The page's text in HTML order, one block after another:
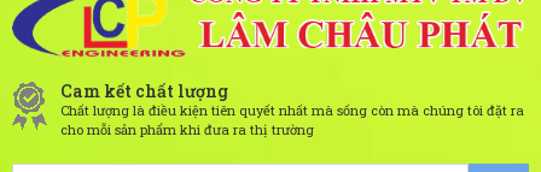
Cam kết chất lượng
Chất lượng là điều kiện tiên quyết nhất mà sống còn mà chúng tôi đặt ra
cho mỗi sản phẩm khi đưa ra thị trường